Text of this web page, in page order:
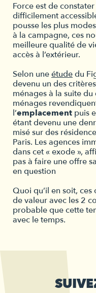
Force est de
difficilement
pousse les plus
à la campagne, ces
meilleure qualité de
accès à l’extérieur.
Selon uneétudedu
devenu un des
ménages à la suite du
ménages
l’emplacement puis
étant devenu une
misé sur des
Paris. Les agences
dans cet « exode »,
pas à faire une offre
en question
Quoi qu’il en soit,
de valeur avec les 2
probable que cette
avec le temps.